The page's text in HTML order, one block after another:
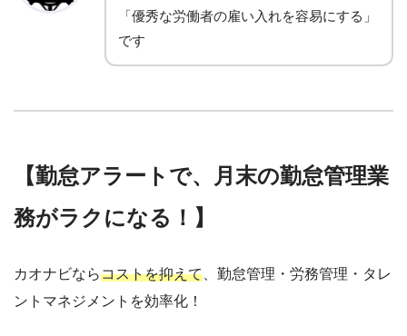
「優秀な労働者の雇い入れを容易にする」
です
【勤怠アラートで、月末の勤怠管理業
務がラクになる！】
カオナビならコストを抑えて 、勤怠管理・労務管理・タレ
ントマネジメントを効率化！